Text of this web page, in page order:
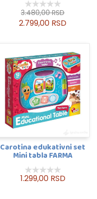
3.480,00 RSD
2.799,00 RSD
Carotina edukativni set
Mini tabla FARMA
1.299,00 RSD